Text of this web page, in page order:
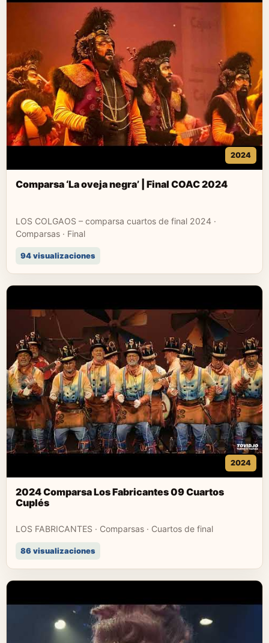
2024
Comparsa ‘La oveja negra’ | Final COAC 2024
LOS COLGAOS – comparsa cuartos de final 2024 ·
Comparsas · Final
94 visualizaciones
2024
2024 Comparsa Los Fabricantes 09 Cuartos
Cuplés
LOS FABRICANTES · Comparsas · Cuartos de final
86 visualizaciones